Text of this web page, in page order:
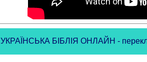
УКРАЇНСЬКА БІБЛІЯ ОНЛАЙН -